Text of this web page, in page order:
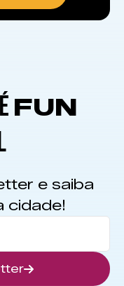
FUN
e saiba
cidade!